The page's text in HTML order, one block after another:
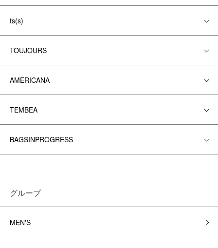
ts(s)
TOUJOURS
AMERICANA
TEMBEA
BAGSINPROGRESS
グループ
MEN'S